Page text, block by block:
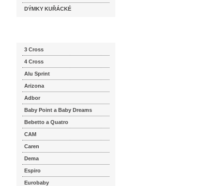
DÝMKY KUŘÁCKÉ
3 Cross
4 Cross
Alu Sprint
Arizona
Adbor
Baby Point a Baby Dreams
Bebetto a Quatro
CAM
Caren
Dema
Espiro
Eurobaby